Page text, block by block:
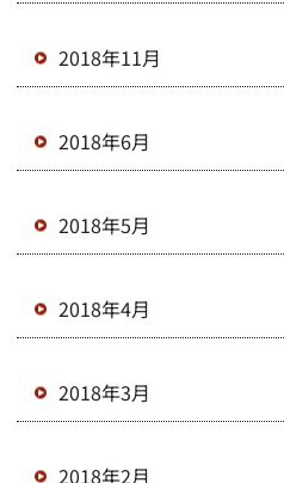
2018年11月
2018年6月
2018年5月
2018年4月
2018年3月
2018年2月